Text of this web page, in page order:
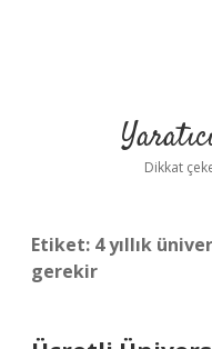
Dikkat
Etiket: 4 yıllık
gerekir